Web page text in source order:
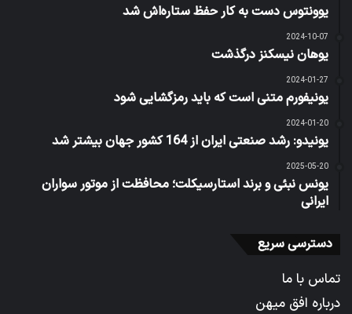
یوونتوس دست به کار حفظ ستاره‌اش شد
2024-10-07
یوهان نیسکنز درگذشت
2024-01-27
یونیفورم متنی است که باید رمزگشایی شود
2024-01-20
یونیدو: رشد صنعتی ایران از 164 کشور جهان بیشتر شد
2025-05-20
یونس نبئی و برند استارسیکلت؛ محافظت از موتور سواران
ایرانی
دسترسی سریع
تماس با ما
درباره افق میهن